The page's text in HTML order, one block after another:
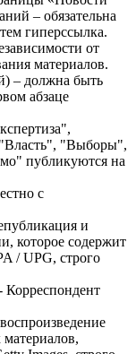
– обязательна
гиперссылка.
от
материалов.
– должна быть
абзаце
"Выборы",
публикуются на
с
и
которое содержит
/ UPG, строго
Корреспондент